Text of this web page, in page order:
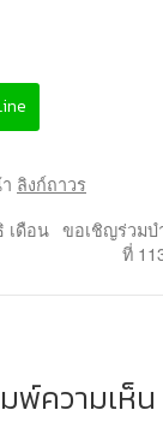
ลิงก์ถาวร
เดือน ขอเชิญร่วมบ
ที่
พ์ความเห็น